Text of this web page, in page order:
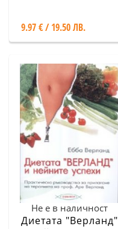
9.97 € / 19.50 ЛВ.
Не е в наличност
Диетата "Верланд"